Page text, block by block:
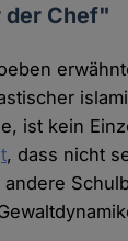
der Chef"
ist kein
, dass nicht